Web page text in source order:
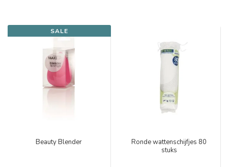
SALE
Beauty Blender
Ronde wattenschijfjes 80
stuks